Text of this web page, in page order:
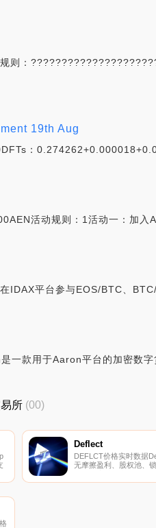
：
19th Aug
：
活动规则：1活动一：加入
平台参与EOS/BTC、
一款用于Aaron平台的加密数字
所 (00)
Deflect
DEFLCT价格实时数据
无摩擦盈利、股权池、